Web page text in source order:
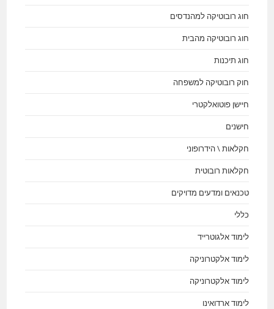
חוג רובוטיקה למהנדסים
חוג רובוטיקה מהבית
חוג תיכנות
חוק רובוטיקה למשפחה
חיישן פוטואלקטרי
חישנים
חקלאות \ הידרופוני
חקלאות רובוטית
טכנאים ומדעים מדויקים
כללי
לימוד אלגוטרייד
לימוד אלקטרוניקה
לימוד אלקטרוניקה
לימוד ארדואינו